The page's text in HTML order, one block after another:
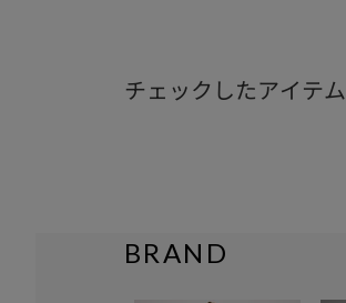
チェックしたアイテム
BRAND